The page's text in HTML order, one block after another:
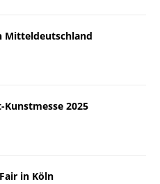
Mitteldeutschland
2025
in Köln